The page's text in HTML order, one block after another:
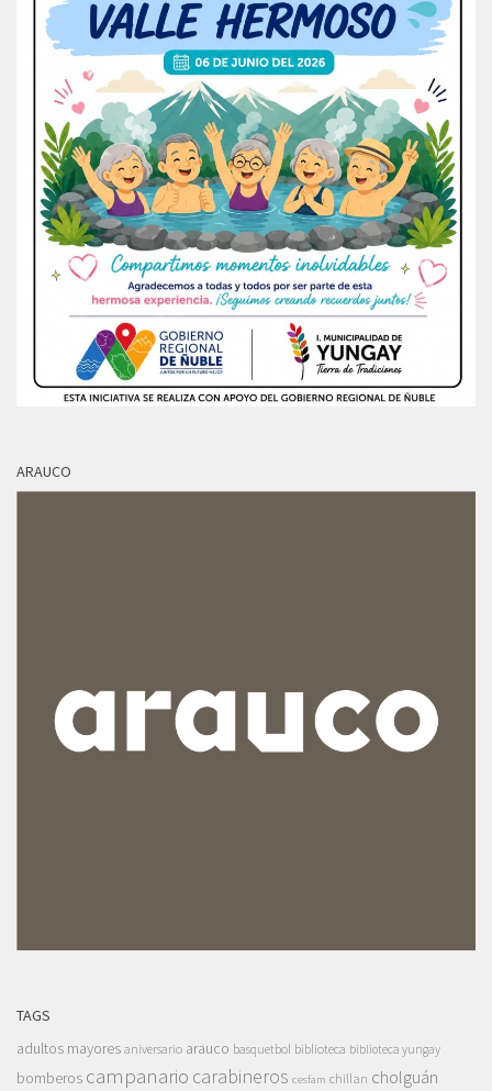
ARAUCO
TAGS
adultos mayores aniversario arauco basquetbol biblioteca biblioteca yungay
bomberos campanario carabineros cesfam chillan cholguán